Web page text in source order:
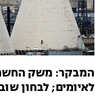
המבקר: משק
לאיומים; לבחון